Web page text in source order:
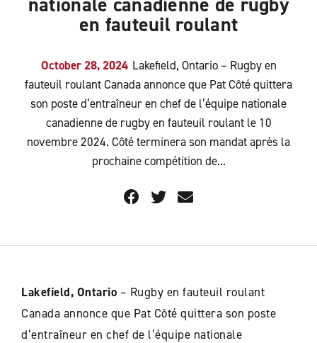
en fauteuil roulant
October 28, 2024 Lakefield, Ontario – Rugby en
fauteuil roulant Canada annonce que Pat Côté quittera
son poste d’entraîneur en chef de l’équipe nationale
canadienne de rugby en fauteuil roulant le 10
novembre 2024. Côté terminera son mandat après la
prochaine compétition de...
Lakefield, Ontario – Rugby en fauteuil roulant
Canada annonce que Pat Côté quittera son poste
d’entraîneur en chef de l’équipe nationale